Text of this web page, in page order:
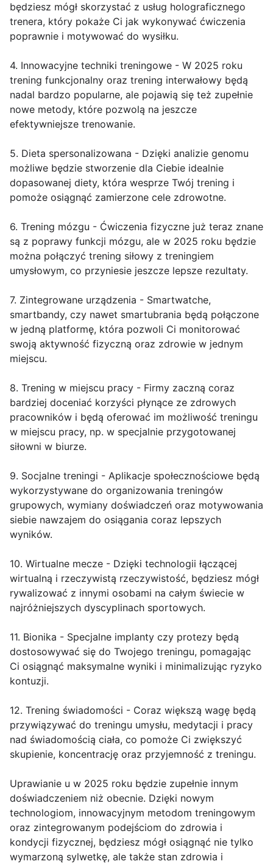
będziesz mógł skorzystać z usług holograficznego
trenera, który pokaże Ci jak wykonywać ćwiczenia
poprawnie i motywować do wysiłku.
4. Innowacyjne techniki treningowe - W 2025 roku
trening funkcjonalny oraz trening interwałowy będą
nadal bardzo popularne, ale pojawią się też zupełnie
nowe metody, które pozwolą na jeszcze
efektywniejsze trenowanie.
5. Dieta spersonalizowana - Dzięki analizie genomu
możliwe będzie stworzenie dla Ciebie idealnie
dopasowanej diety, która wesprze Twój trening i
pomoże osiągnąć zamierzone cele zdrowotne.
6. Trening mózgu - Ćwiczenia fizyczne już teraz znane
są z poprawy funkcji mózgu, ale w 2025 roku będzie
można połączyć trening siłowy z treningiem
umysłowym, co przyniesie jeszcze lepsze rezultaty.
7. Zintegrowane urządzenia - Smartwatche,
smartbandy, czy nawet smartubrania będą połączone
w jedną platformę, która pozwoli Ci monitorować
swoją aktywność fizyczną oraz zdrowie w jednym
miejscu.
8. Trening w miejscu pracy - Firmy zaczną coraz
bardziej doceniać korzyści płynące ze zdrowych
pracowników i będą oferować im możliwość treningu
w miejscu pracy, np. w specjalnie przygotowanej
siłowni w biurze.
9. Socjalne treningi - Aplikacje społecznościowe będą
wykorzystywane do organizowania treningów
grupowych, wymiany doświadczeń oraz motywowania
siebie nawzajem do osiągania coraz lepszych
wyników.
10. Wirtualne mecze - Dzięki technologii łączącej
wirtualną i rzeczywistą rzeczywistość, będziesz mógł
rywalizować z innymi osobami na całym świecie w
najróżniejszych dyscyplinach sportowych.
11. Bionika - Specjalne implanty czy protezy będą
dostosowywać się do Twojego treningu, pomagając
Ci osiągnąć maksymalne wyniki i minimalizując ryzyko
kontuzji.
12. Trening świadomości - Coraz większą wagę będą
przywiązywać do treningu umysłu, medytacji i pracy
nad świadomością ciała, co pomoże Ci zwiększyć
skupienie, koncentrację oraz przyjemność z treningu.
Uprawianie u w 2025 roku będzie zupełnie innym
doświadczeniem niż obecnie. Dzięki nowym
technologiom, innowacyjnym metodom treningowym
oraz zintegrowanym podejściom do zdrowia i
kondycji fizycznej, będziesz mógł osiągnąć nie tylko
wymarzoną sylwetkę, ale także stan zdrowia i